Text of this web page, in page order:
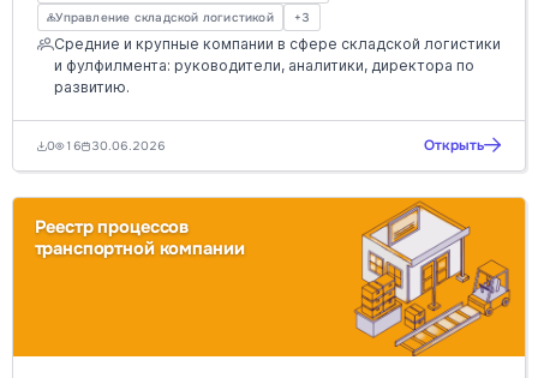
Управление складской логистикой
+3
Средние и крупные компании в сфере складской логистики
и фулфилмента: руководители, аналитики, директора по
развитию.
0 16 30.06.2026 Открыть
Реестр процессов
транспортной компании